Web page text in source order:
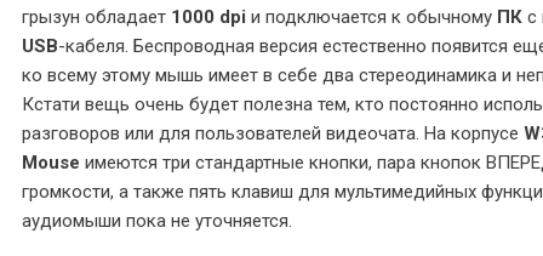
грызун обладает 1000 dpi и подключается к обычному ПК с
USB-кабеля. Беспроводная версия естественно появится
ко всему этому мышь имеет в себе два стереодинамика и
Кстати вещь очень будет полезна тем, кто постоянно
разговоров или для пользователей видеочата. На корпусе
Mouse имеются три стандартные кнопки, пара кнопок
громкости, а также пять клавиш для мультимедийных
аудиомыши пока не уточняется.